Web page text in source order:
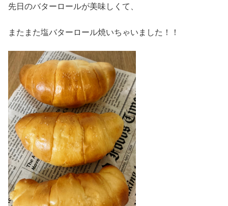
先日のバターロールが美味しくて、
またまた塩バターロール焼いちゃいました！！